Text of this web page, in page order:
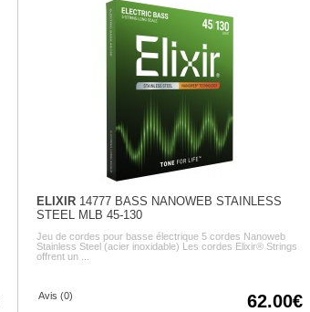
ELIXIR14777 BASS NANOWEB STAINLESS
STEEL MLB 45-130
Jeu de cordes pour basse électrique 5 cordes Nanoweb
Stainless Steel (acier inoxidable) Les cordes Elixir® Strings
offrent un ...
Avis (0) 62.00